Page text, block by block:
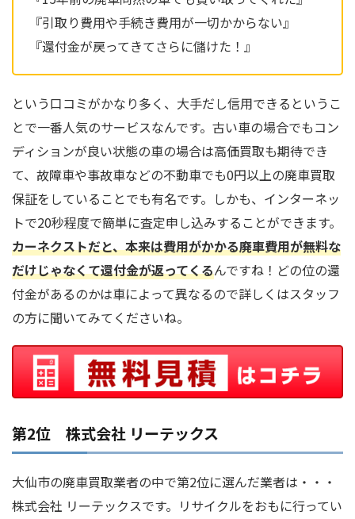
『引取り費用や手続き費用が一切かからない』
『還付金が戻ってきてさらに儲けた！』
という口コミがかなり多く、大手だし信用できるというこ
とで一番人気のサービスなんです。古い車の場合でもコン
ディションが良い状態の車の場合は高価買取も期待でき
て、故障車や事故車などの不動車でも0円以上の廃車買取
保証をしていることでも有名です。しかも、インターネッ
トで20秒程度で簡単に査定申し込みすることができます。
カーネクストだと、本来は費用がかかる廃車費用が無料な
だけじゃなくて還付金が返ってくるんですね！どの位の還
付金があるのかは車によって異なるので詳しくはスタッフ
の方に聞いてみてくださいね。
第2位 株式会社 リーテックス
大仙市の廃車買取業者の中で第2位に選んだ業者は・・・
株式会社 リーテックスです。リサイクルをおもに行ってい